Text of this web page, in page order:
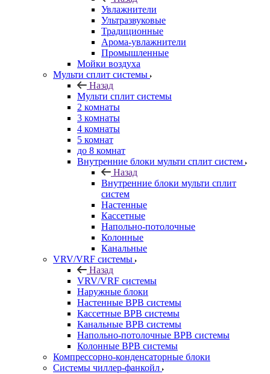
Увлажнители
Ультразвуковые
Традиционные
Арома-увлажнители
Промышленные
Мойки воздуха
Мульти сплит системы
Назад
Мульти сплит системы
2 комнаты
3 комнаты
4 комнаты
5 комнат
до 8 комнат
Внутренние блоки мульти сплит систем
Назад
Внутренние блоки мульти сплит
систем
Настенные
Кассетные
Напольно-потолочные
Колонные
Канальные
VRV/VRF системы
Назад
VRV/VRF системы
Наружные блоки
Настенные ВРВ системы
Кассетные ВРВ системы
Канальные ВРВ системы
Напольно-потолочные ВРВ системы
Колонные ВРВ системы
Компрессорно-конденсаторные блоки
Системы чиллер-фанкойл